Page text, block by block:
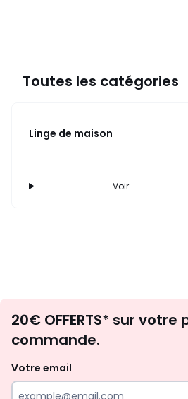
Toutes les catégories
Linge de maison
Voir
20€ OFFERTS* sur votre
commande.
Votre email